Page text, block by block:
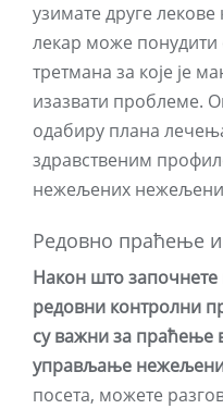
узимате друге
лекар може
третмана за које је
изазвати проблеме.
одабиру плана
здравственим
нежељених
Редовно праћење
Након што
редовни контролни
су важни за праћење
управљање
посета, можете